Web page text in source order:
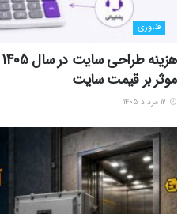
فناوری
موثر بر قیمت سایت